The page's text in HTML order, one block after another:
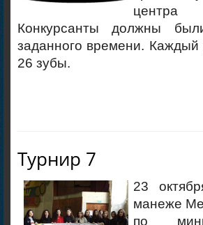
центра
Конкурсанты должны
заданного времени. Каждый
26 зубы.
Турнир 7
23
манеже
по